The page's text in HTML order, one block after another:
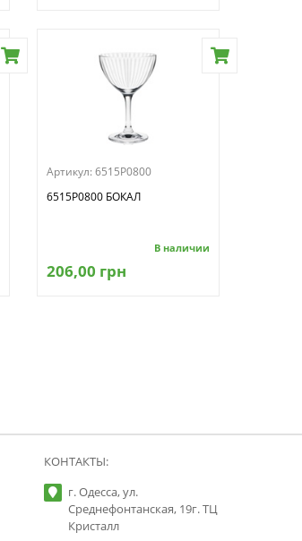
Артикул:6515P0800
6515P0800 БОКАЛ
В наличии
206,00 грн
КОНТАКТЫ:
г. Одесса, ул.
Среднефонтанская, 19г. ТЦ
Кристалл